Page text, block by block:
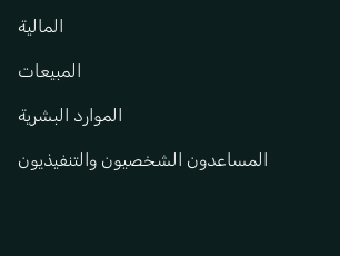
المالية
المبيعات
الموارد البشرية
المساعدون الشخصيون والتنفيذيون